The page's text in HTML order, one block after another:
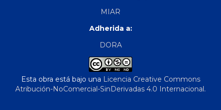
MIAR
Adherida a:
DORA
Esta obra está bajo una Licencia Creative Commons
Atribución-NoComercial-SinDerivadas 4.0 Internacional.